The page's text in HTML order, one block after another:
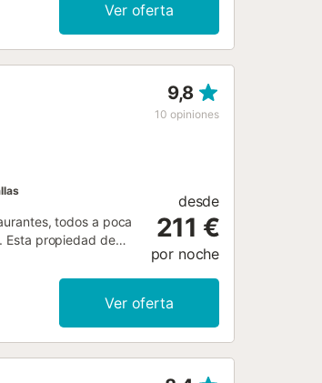
Ver oferta
9,8
10 opiniones
todos a poca
Esta propiedad de
y vistas al mar. A
TV y Wi-Fi
y cuenta con
vitrocerámica y
desde
211 €
por noche
Ver oferta